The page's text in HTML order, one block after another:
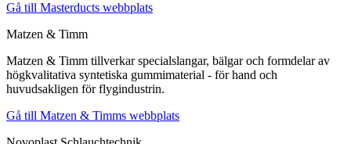
Gå till Masterducts webbplats
Matzen & Timm
Matzen & Timm tillverkar specialslangar, bälgar och formdelar av
högkvalitativa syntetiska gummimaterial - för hand och
huvudsakligen för flygindustrin.
Gå till Matzen & Timms webbplats